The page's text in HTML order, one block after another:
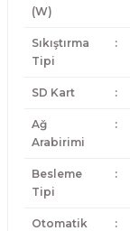
(W)
Sıkıştırma
Tipi
:
SD Kart :
Ağ
Arabirimi
:
Besleme
Tipi
:
Otomatik
: